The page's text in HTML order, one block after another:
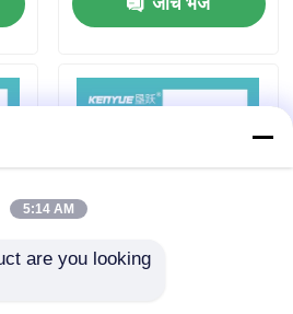
5:14 AM
are you looking